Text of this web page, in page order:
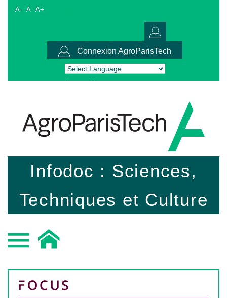
A- A A+
Connexion AgroParisTech
Powered by Translate
Infodoc : Sciences,
Techniques et Culture